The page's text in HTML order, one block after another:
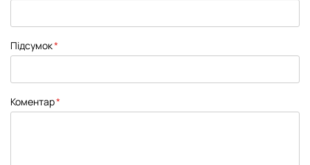
Підсумок
Коментар